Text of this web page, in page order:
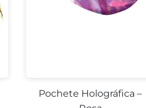
Pochete Holográfica –